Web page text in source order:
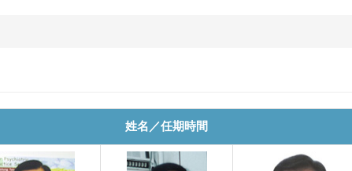
姓名／任期時間